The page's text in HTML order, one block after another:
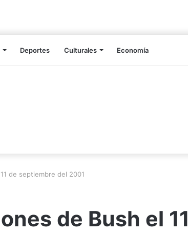
Deportes Culturales Economía
de septiembre del 2001
de Bush el 11